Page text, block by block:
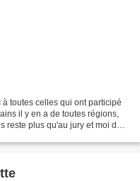
toutes celles qui ont participé
il y en a de toutes régions,
reste plus qu'au jury et moi de